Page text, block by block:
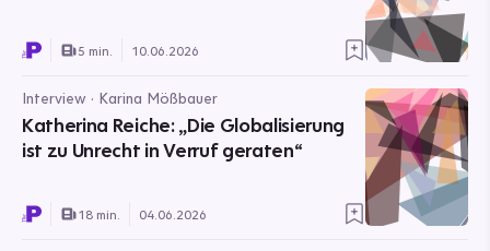
5 min. 10.06.2026
Interview · Karina Mößbauer
Katherina Reiche: „Die Globalisierung
ist zu Unrecht in Verruf geraten“
18 min. 04.06.2026